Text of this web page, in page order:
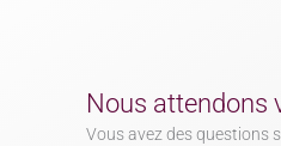
Nous attendons
Vous avez des questions